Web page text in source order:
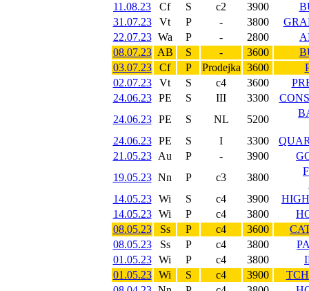
11.08.23
Cf S c2 3900
31.07.23
Vt P - 3800
22.07.23 Wa P - 2800
08.07.23 AB S - 3600
03.07.23
Cf P Prodejka 3600
02.07.23
Vt S c4 3600
24.06.23
PE S III 3300
24.06.23
PE S NL 5200
24.06.23 PE S I 3300
21.05.23
Au P - 3900
19.05.23 Nn P c3 3800
14.05.23
Wi S c4 3900
14.05.23
Wi P c4 3800
08.05.23
Ss P c4 3600
08.05.23
Ss P c4 3800
01.05.23
Wi P c4 3800
01.05.23
Wi S c4 3900